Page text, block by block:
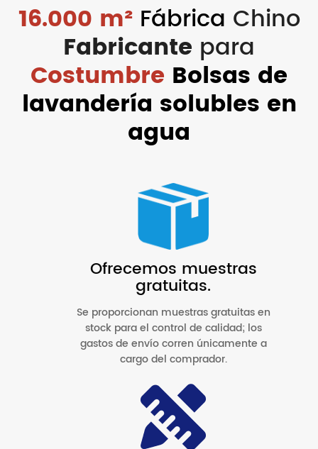
16.000 m² Fábrica Chino
Fabricante para
Costumbre Bolsas de
lavandería solubles en
agua
Ofrecemos muestras
gratuitas.
Se proporcionan muestras gratuitas en
stock para el control de calidad; los
gastos de envío corren únicamente a
cargo del comprador.